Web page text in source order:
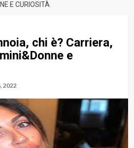
E CURIOSITÀ
chi è? Carriera,
e
2022